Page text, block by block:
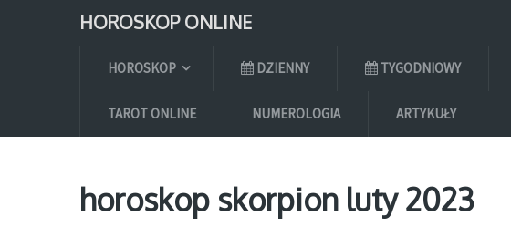
HOROSKOP ONLINE
HOROSKOP DZIENNY TYGODNIOWY
TAROT ONLINE NUMEROLOGIA ARTYKUŁY
horoskop skorpion luty 2023